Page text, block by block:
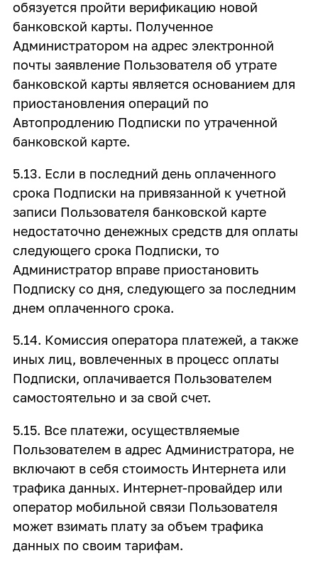
обязуется пройти верификацию новой
банковской карты. Полученное
Администратором на адрес электронной
почты заявление Пользователя об утрате
банковской карты является основанием для
приостановления операций по
Автопродлению Подписки по утраченной
банковской карте.
5.13. Если в последний день оплаченного
срока Подписки на привязанной к учетной
записи Пользователя банковской карте
недостаточно денежных средств для оплаты
следующего срока Подписки, то
Администратор вправе приостановить
Подписку со дня, следующего за последним
днем оплаченного срока.
5.14. Комиссия оператора платежей, а также
иных лиц, вовлеченных в процесс оплаты
Подписки, оплачивается Пользователем
самостоятельно и за свой счет.
5.15. Все платежи, осуществляемые
Пользователем в адрес Администратора, не
включают в себя стоимость Интернета или
трафика данных. Интернет-провайдер или
оператор мобильной связи Пользователя
может взимать плату за объем трафика
данных по своим тарифам.